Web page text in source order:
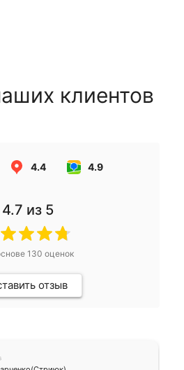
клиентов
4.4 4.9
4.7 из 5
130 оценок
отзыв